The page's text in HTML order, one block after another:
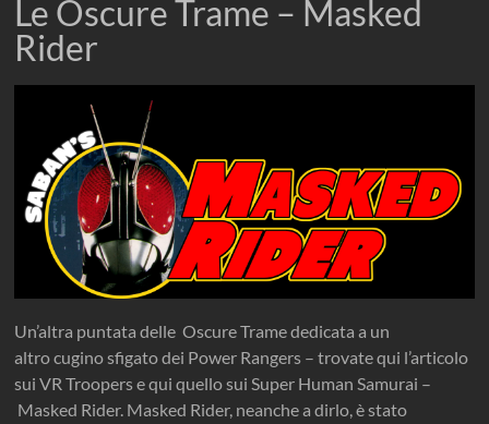
Le Oscure Trame – Masked
Rider
Un’altra puntata delle Oscure Trame dedicata a un
altro cugino sfigato dei Power Rangers – trovate qui l’articolo
sui VR Troopers e qui quello sui Super Human Samurai –
Masked Rider. Masked Rider, neanche a dirlo, è stato